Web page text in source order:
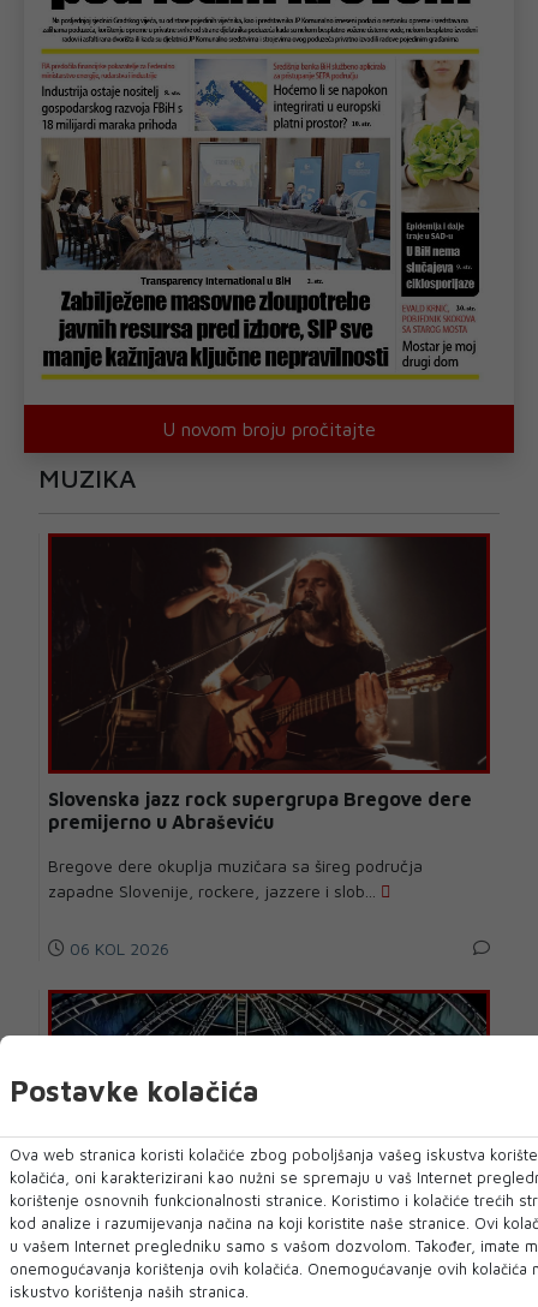
U novom broju pročitajte
MUZIKA
Slovenska jazz rock supergrupa Bregove dere
premijerno u Abraševiću
Bregove dere okuplja muzičara sa šireg područja
zapadne Slovenije, rockere, jazzere i slob...
06 KOL 2026
BIHAĆ SUMMER RADIO FEST 2026
Bihać Summer Radio Fest 2026 otvoren
koncertom Teške industrije
Postavke kolačića
Ova web stranica koristi kolačiće zbog poboljšanja vašeg iskustva
kolačića, oni karakterizirani kao nužni se spremaju u vaš Internet
korištenje osnovnih funkcionalnosti stranice. Koristimo i kolačiće trećih
kod analize i razumijevanja načina na koji koristite naše stranice. Ovi
u vašem Internet pregledniku samo s vašom dozvolom. Također, imate
onemogućavanja korištenja ovih kolačića. Onemogućavanje ovih kolačića
iskustvo korištenja naših stranica.